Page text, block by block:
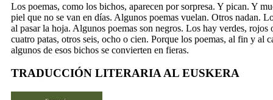
Los poemas, como los bichos, aparecen por sorpresa. Y pican. Y
piel que no se van en días. Algunos poemas vuelan. Otros nadan.
al pasar la hoja. Algunos poemas son negros. Los hay verdes,
cuatro patas, otros seis, ocho o cien. Porque los poemas, al fin y al
algunos de esos bichos se convierten en fieras.
TRADUCCIÓN LITERARIA AL EUSKERA